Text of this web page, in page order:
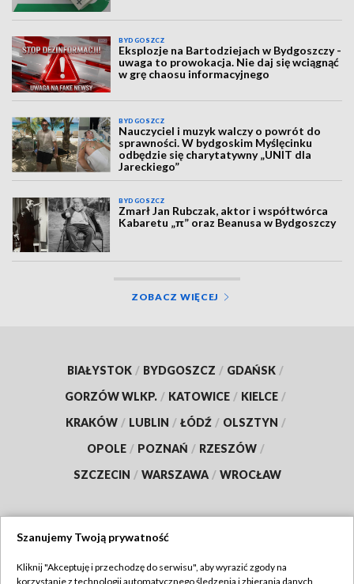
BYDGOSZCZ
Eksplozje na Bartodziejach w Bydgoszczy -
uwaga to prowokacja. Nie daj się wciągnąć
w grę chaosu informacyjnego
BYDGOSZCZ
Nauczyciel i muzyk walczy o powrót do
sprawności. W bydgoskim Myślęcinku
odbędzie się charytatywny „UNIT dla
Jareckiego”
BYDGOSZCZ
Zmarł Jan Rubczak, aktor i współtwórca
Kabaretu „π” oraz Beanusa w Bydgoszczy
ZOBACZ WIĘCEJ
BIAŁYSTOK / BYDGOSZCZ / GDAŃSK /
GORZÓW WLKP. / KATOWICE / KIELCE /
KRAKÓW / LUBLIN / ŁÓDŹ / OLSZTYN /
OPOLE / POZNAŃ / RZESZÓW /
SZCZECIN / WARSZAWA / WROCŁAW
Szanujemy Twoją prywatność
Kliknij "Akceptuję i przechodzę do serwisu", aby wyrazić zgody na
korzystanie z technologii automatycznego śledzenia i zbierania danych,